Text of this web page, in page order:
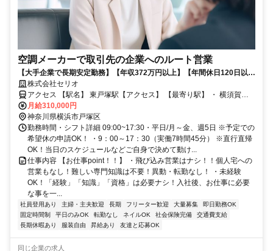
空調メーカーで取引先の企業へのルート営業
【大手企業で長期安定勤務】【年収372万円以上】【年間休日120日以
上】【異動・転勤なし】【昇給×インセンティブあり】【即日勤務OK/次
月勤務OK】手厚いサポートがあるので未経験から働けるお仕事/TS-
1282-8-DK-D-H
株式会社セリオ
アクセス 【駅名】 東戸塚駅【アクセス】 【最寄り駅】 ・ 横須賀線
「東戸塚駅」徒歩12分 ※東京・神奈川の他エリアも同時募集！ （詳
細お気軽にお問い合わせください。）
月給310,000円
神奈川県横浜市戸塚区
勤務時間・シフト詳細 09:00~17:30・平日/月～金、週5日 ※予定での
希望休の申請OK！ ・9：00～17：30（実働7時間45分） ※直行直帰
OK！当日のスケジュールなどご自身で決めて動け...
仕事内容 【お仕事point！！】 ・飛び込み営業はナシ！！個人宅への
営業もなし！難しい専門知識は不要！異動・転勤なし！ ・未経験
OK！「経験」「知識」「資格」は必要ナシ！入社後、お仕事に必要
な事を一...
社員登用あり 主婦・主夫歓迎 長期 フリーター歓迎 大量募集
即日勤務OK
固定時間制
平日のみOK 転勤なし ネイルOK 社会保険完備
交通費支給
長期休暇あり
服装自由 昇給あり 友達と応募OK
同じ企業の求人